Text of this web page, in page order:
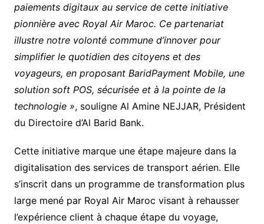
paiements digitaux au service de cette initiative
pionnière avec Royal Air Maroc. Ce partenariat
illustre notre volonté commune d’innover pour
simplifier le quotidien des citoyens et des
voyageurs, en proposant BaridPayment Mobile, une
solution soft POS, sécurisée et à la pointe de la
technologie », souligne Al Amine NEJJAR, Président
du Directoire d’Al Barid Bank.
Cette initiative marque une étape majeure dans la
digitalisation des services de transport aérien. Elle
s’inscrit dans un programme de transformation plus
large mené par Royal Air Maroc visant à rehausser
l’expérience client à chaque étape du voyage,